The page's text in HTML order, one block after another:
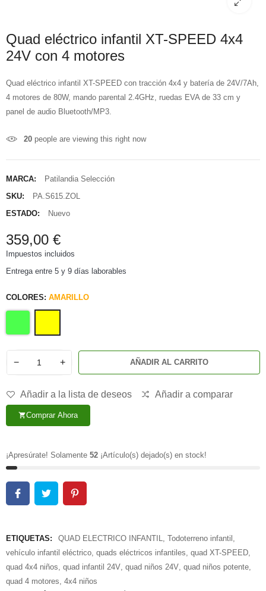
Quad eléctrico infantil XT-SPEED 4x4
24V con 4 motores
Quad eléctrico infantil XT-SPEED con tracción 4x4 y batería de 24V/7Ah,
4 motores de 80W, mando parental 2.4GHz, ruedas EVA de 33 cm y
panel de audio Bluetooth/MP3.
20 people are viewing this right now
MARCA:
Patilandia Selección
SKU:
PA.S615.ZOL
ESTADO:
Nuevo
359,00 €
Impuestos incluidos
Entrega entre 5 y 9 días laborables
COLORES: AMARILLO
− + AÑADIR AL CARRITO
Añadir a la lista de deseos Añadir a comparar
shopping_cartComprar Ahora
¡Apresúrate! Solamente 52 ¡Artículo(s) dejado(s) en stock!
ETIQUETAS: QUAD ELECTRICO INFANTIL Todoterreno infantil
vehículo infantil eléctrico quads eléctricos infantiles quad XT-SPEED
quad 4x4 niños quad infantil 24V quad niños 24V quad niños potente
quad 4 motores 4x4 niños